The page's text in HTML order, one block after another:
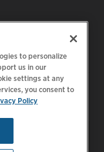
de confidentialité
|
Code de conduite
réservés.
to personalize
us in our
settings at any
you consent to
Policy